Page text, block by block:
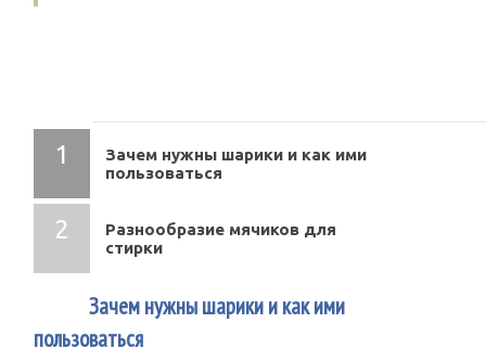
Зачем нужны шарики и как ими
пользоваться
Разнообразие мячиков для
стирки
Зачем нужны шарики и как ими
пользоваться